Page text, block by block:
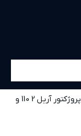
پروژکتور آریل 2 110 وات 30 درجه گلنور